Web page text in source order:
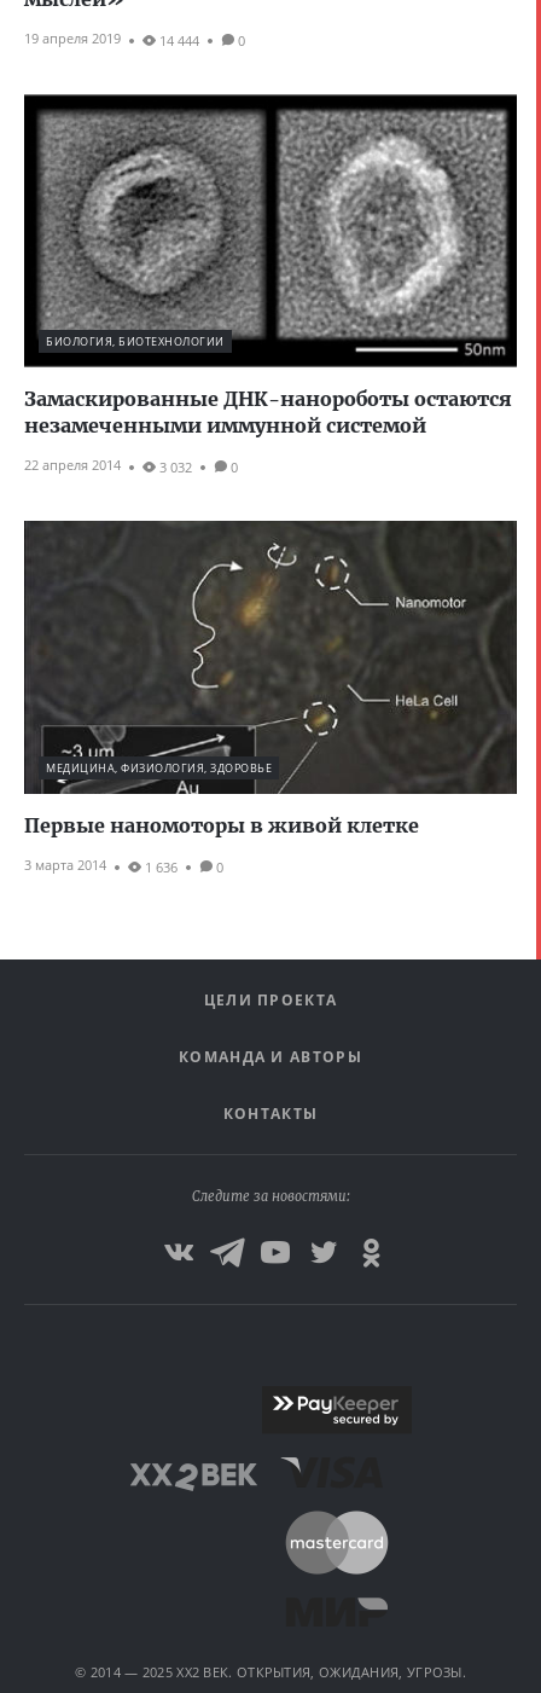
19 апреля 2019 14 444 0
БИОЛОГИЯ, БИОТЕХНОЛОГИИ
Замаскированные ДНК-нанороботы остаются
незамеченными иммунной системой
22 апреля 2014 3 032 0
МЕДИЦИНА, ФИЗИОЛОГИЯ, ЗДОРОВЬЕ
Первые наномоторы в живой клетке
3 марта 2014 1 636 0
ЦЕЛИ ПРОЕКТА
КОМАНДА И АВТОРЫ
КОНТАКТЫ
Следите за новостями:
© 2014 — 2025 XX2 ВЕК. ОТКРЫТИЯ, ОЖИДАНИЯ, УГРОЗЫ.